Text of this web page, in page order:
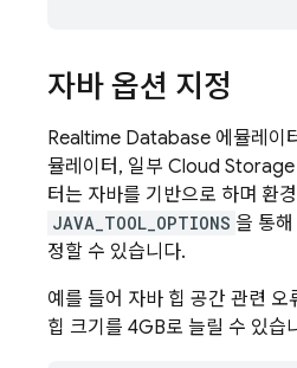
자바 옵션 지정
Realtime Database 에뮬레이
뮬레이터, 일부 Cloud
터는 자바를 기반으로 하며 환
JAVA_TOOL_OPTIONS 을 통
정할 수 있습니다.
예를 들어 자바 힙 공간 관련
힙 크기를 4GB로 늘릴 수 있습